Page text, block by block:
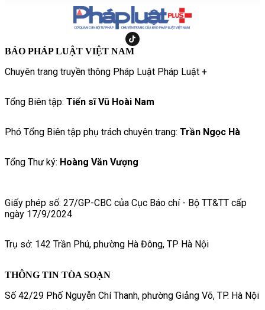
BÁO PHÁP LUẬT VIỆT NAM
Chuyên trang truyền thông Pháp Luật Pháp Luật +
Tổng Biên tập: Tiến sĩ Vũ Hoài Nam
Phó Tổng Biên tập phụ trách chuyên trang: Trần Ngọc Hà
Tổng Thư ký: Hoàng Văn Vượng
Giấy phép số: 27/GP-CBC của Cục Báo chí - Bộ TT&TT cấp
ngày 17/9/2024
Trụ sở: 142 Trần Phú, phường Hà Đông, TP Hà Nội
THÔNG TIN TÒA SOẠN
Số 42/29 Phố Nguyễn Chí Thanh, phường Giảng Võ, TP. Hà Nội